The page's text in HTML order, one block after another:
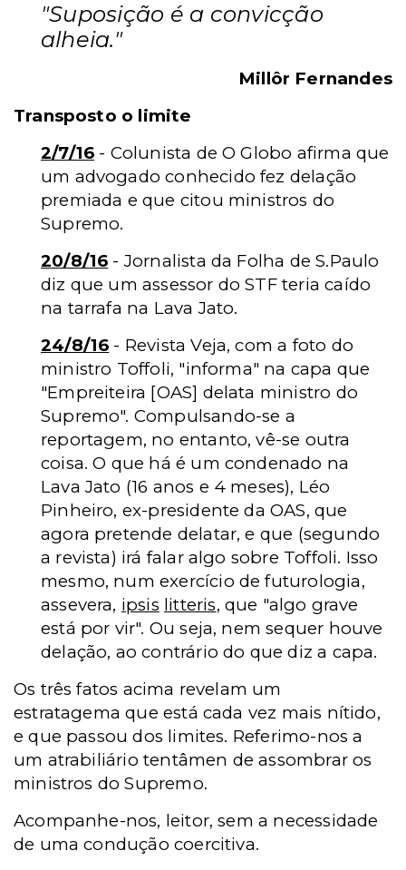
"Suposição é a convicção
alheia."
Millôr Fernandes
Transposto o limite
2/7/16 - Colunista de O Globo afirma que
um advogado conhecido fez delação
premiada e que citou ministros do
Supremo.
20/8/16 - Jornalista da Folha de S.Paulo
diz que um assessor do STF teria caído
na tarrafa na Lava Jato.
24/8/16 - Revista Veja, com a foto do
ministro Toffoli, "informa" na capa que
"Empreiteira [OAS] delata ministro do
Supremo". Compulsando-se a
reportagem, no entanto, vê-se outra
coisa. O que há é um condenado na
Lava Jato (16 anos e 4 meses), Léo
Pinheiro, ex-presidente da OAS, que
agora pretende delatar, e que (segundo
a revista) irá falar algo sobre Toffoli. Isso
mesmo, num exercício de futurologia,
assevera, ipsis litteris, que "algo grave
está por vir". Ou seja, nem sequer houve
delação, ao contrário do que diz a capa.
Os três fatos acima revelam um
estratagema que está cada vez mais nítido,
e que passou dos limites. Referimo-nos a
um atrabiliário tentâmen de assombrar os
ministros do Supremo.
Acompanhe-nos, leitor, sem a necessidade
de uma condução coercitiva.